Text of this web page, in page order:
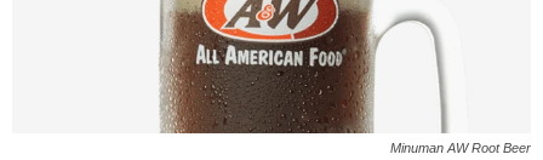
Minuman AW Root Beer